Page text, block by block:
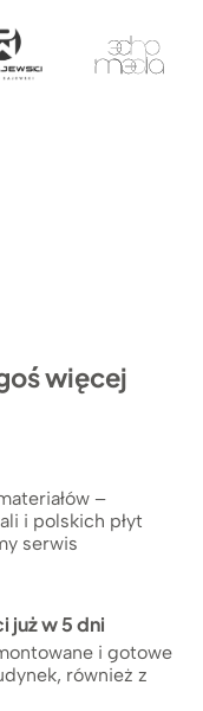
więcej
–
i polskich płyt
serwis
już w 5 dni
i gotowe
również z